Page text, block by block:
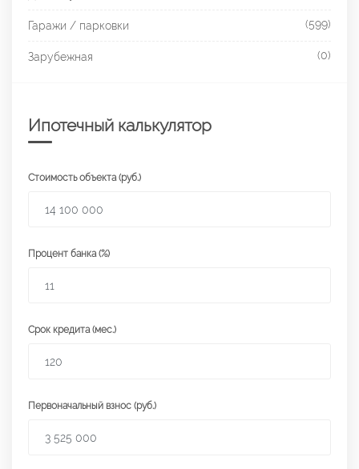
Гаражи / парковки (599)
Зарубежная (0)
Ипотечный калькулятор
Стоимость объекта (руб.)
Процент банка (%)
Срок кредита (мес.)
Первоначальный взнос (руб.)